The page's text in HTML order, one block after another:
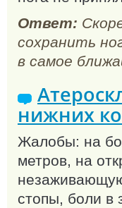
Ответ:
сохранить
в самое
нижних
Жалобы: на
метров, на
стопы, боли в